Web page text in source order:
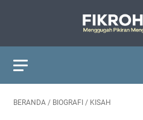
BERANDA / BIOGRAFI / KISAH